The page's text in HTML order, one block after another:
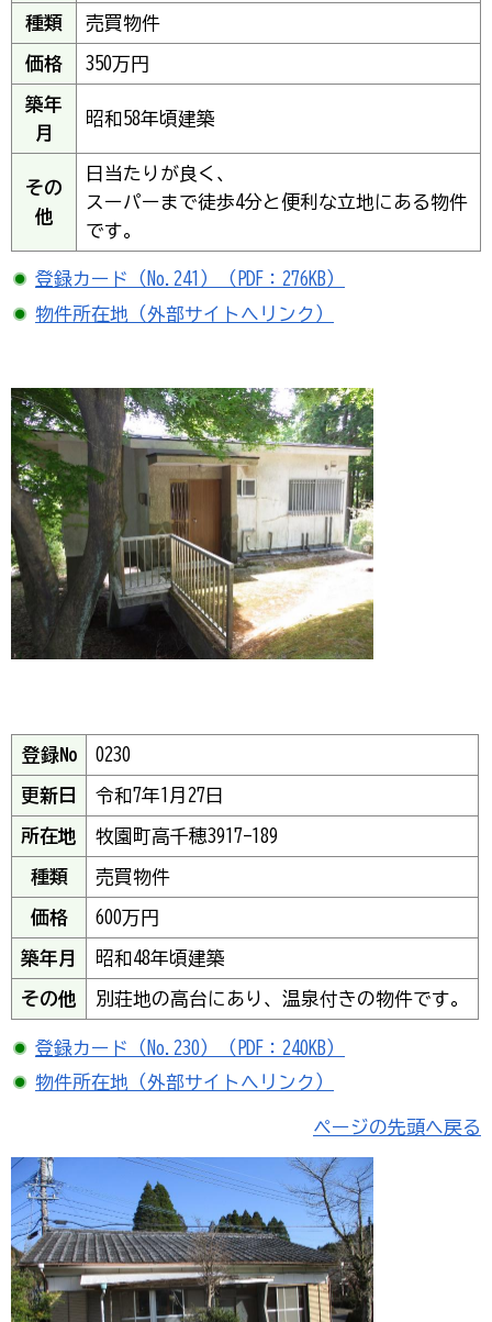
種類 売買物件
価格 350万円
築年
月
昭和58年頃建築
その
他
日当たりが良く、
スーパーまで徒歩4分と便利な立地にある物件
です。
登録カード（No.241）（PDF：276KB）
物件所在地（外部サイトへリンク）
登録No 0230
更新日 令和7年1月27日
所在地 牧園町高千穂3917-189
種類 売買物件
価格 600万円
築年月 昭和48年頃建築
その他 別荘地の高台にあり、温泉付きの物件です。
登録カード（No.230）（PDF：240KB）
物件所在地（外部サイトへリンク）
ページの先頭へ戻る